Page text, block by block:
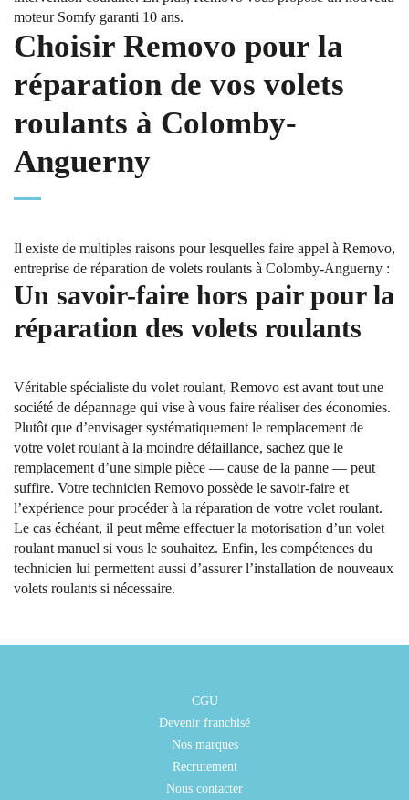
moteur Somfy garanti 10 ans.
Choisir Removo pour la
réparation de vos volets
roulants à Colomby-
Anguerny
Il existe de multiples raisons pour lesquelles faire appel à Removo,
entreprise de réparation de volets roulants à Colomby-Anguerny :
Un savoir-faire hors pair pour la
réparation des volets roulants
Véritable spécialiste du volet roulant, Removo est avant tout une
société de dépannage qui vise à vous faire réaliser des économies.
Plutôt que d’envisager systématiquement le remplacement de
votre volet roulant à la moindre défaillance, sachez que le
remplacement d’une simple pièce — cause de la panne — peut
suffire. Votre technicien Removo possède le savoir-faire et
l’expérience pour procéder à la réparation de votre volet roulant.
Le cas échéant, il peut même effectuer la motorisation d’un volet
roulant manuel si vous le souhaitez. Enfin, les compétences du
technicien lui permettent aussi d’assurer l’installation de nouveaux
volets roulants si nécessaire.
CGU
Devenir franchisé
Nos marques
Recrutement
Nous contacter